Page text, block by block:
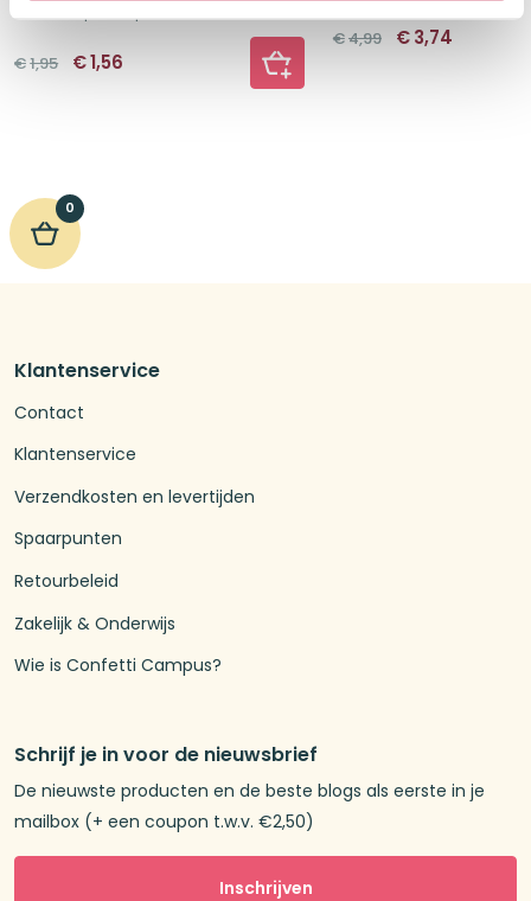
€1,95 Oorspronkelijke
prijs
€1,56
€4,99 prijs
€3,74
0
Klantenservice
Contact
Klantenservice
Verzendkosten en levertijden
Spaarpunten
Retourbeleid
Zakelijk & Onderwijs
Wie is Confetti Campus?
Schrijf je in voor de nieuwsbrief
De nieuwste producten en de beste blogs als eerste in je
mailbox (+ een coupon t.w.v. €2,50)
Inschrijven